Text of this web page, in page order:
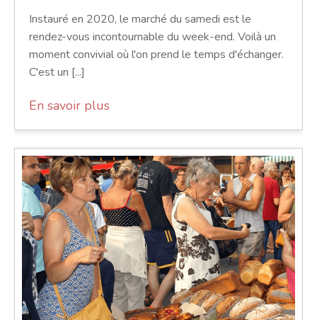
Instauré en 2020, le marché du samedi est le
rendez-vous incontournable du week-end. Voilà un
moment convivial où l'on prend le temps d'échanger.
C'est un [...]
En savoir plus